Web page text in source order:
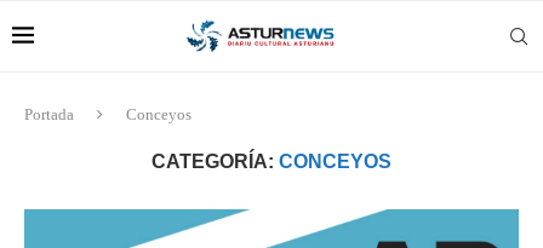
Portada Conceyos
CATEGORÍA: CONCEYOS